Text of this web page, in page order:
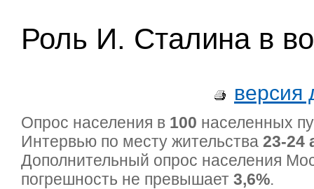
Роль И. Сталина в
версия
Опрос населения в 100 населенных
Интервью по месту жительства 23-24
Дополнительный опрос населения
погрешность не превышает 3,6%.